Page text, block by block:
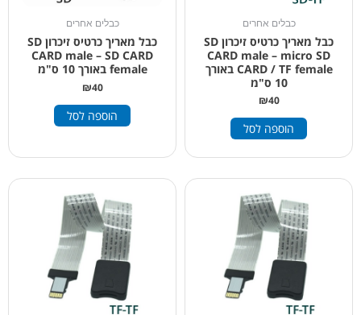
כבלים אחרים
כבל מאריך כרטיס זיכרון SD
CARD male – micro SD
CARD / TF female באורך
10 ס"מ
₪40
הוספה לסל
כבלים אחרים
כבל מאריך כרטיס זיכרון SD
CARD male – SD CARD
female באורך 10 ס"מ
₪40
הוספה לסל